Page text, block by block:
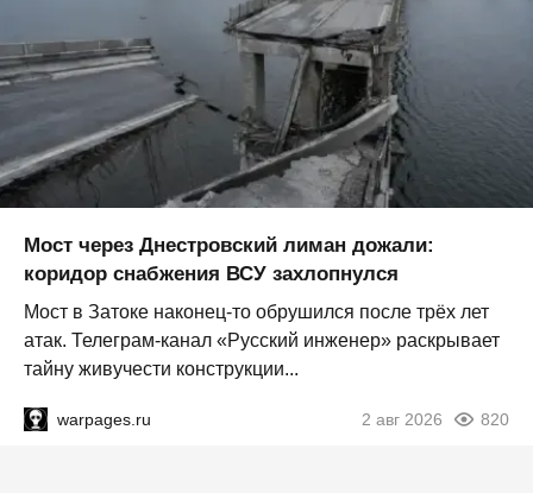
Мост через Днестровский лиман дожали:
коридор снабжения ВСУ захлопнулся
Мост в Затоке наконец-то обрушился после трёх лет
атак. Телеграм-канал «Русский инженер» раскрывает
тайну живучести конструкции...
warpages.ru 2 авг 2026 820